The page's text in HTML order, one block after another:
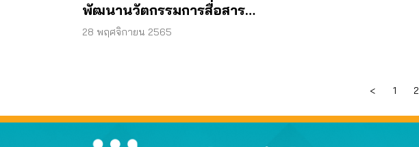
พัฒนานวัตกรรมการสื่อสาร
สำหรับคนรุ่นใหม่”
28 พฤศจิกายน 2565
< 1 2